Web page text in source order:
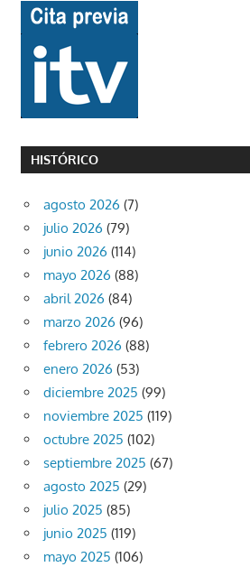
HISTÓRICO
agosto 2026 (7)
julio 2026 (79)
junio 2026 (114)
mayo 2026 (88)
abril 2026 (84)
marzo 2026 (96)
febrero 2026 (88)
enero 2026 (53)
diciembre 2025 (99)
noviembre 2025 (119)
octubre 2025 (102)
septiembre 2025 (67)
agosto 2025 (29)
julio 2025 (85)
junio 2025 (119)
mayo 2025 (106)